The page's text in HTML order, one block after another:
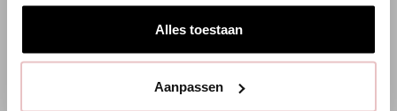
Alles toestaan
Aanpassen
139,95 € 89,95 €